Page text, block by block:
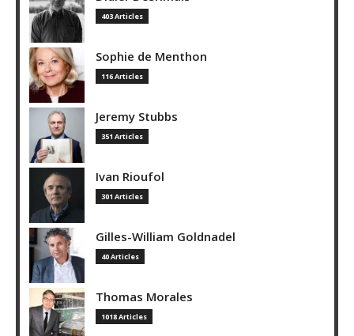
403 Articles
Sophie de Menthon
116 Articles
Jeremy Stubbs
351 Articles
Ivan Rioufol
301 Articles
Gilles-William Goldnadel
40 Articles
Thomas Morales
1018 Articles